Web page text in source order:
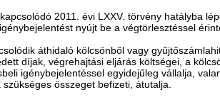
2011. évi LXXV. törvény hatályba
nyújt be a végtörlesztéssel
áthidaló kölcsönből vagy
díjak, végrehajtási eljárás költségei, a
igénybejelentéssel egyidejűleg vállalja,
összeget befizeti, átutalja.